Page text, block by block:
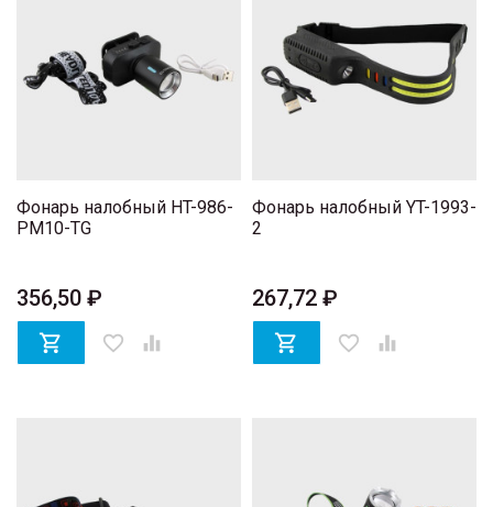
Фонарь налобный HT-986-
PM10-TG
356,50 ₽
 favorite_border 
Фонарь налобный YT-1993-
2
267,72 ₽
 favorite_border 